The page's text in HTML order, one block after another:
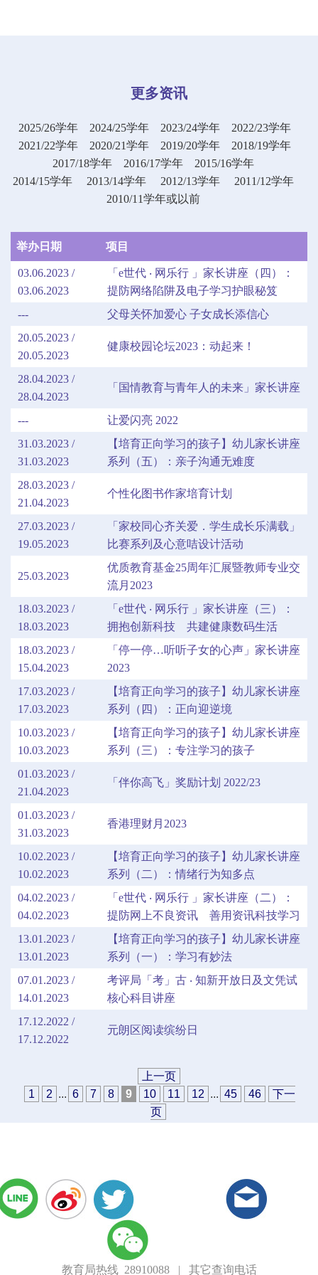
更多资讯
2025/26学年 2024/25学年 2023/24学年
2022/23学年
2021/22学年
2020/21学年 2019/20学年
2018/19学年
2017/18学年
2016/17学年
2015/16学年
2014/15学年
2013/14学年 2012/13学年
2011/12学年
2010/11学年或以前
举办日期 项目
03.06.2023 /
03.06.2023
「e世代 ‧ 网乐行 」家长讲座（四）：
提防网络陷阱及电子学习护眼秘笈
---
父母关怀加爱心 子女成长添信心
20.05.2023 /
20.05.2023
健康校园论坛2023：动起来！
28.04.2023 /
28.04.2023
「国情教育与青年人的未来」家长讲座
---
让爱闪亮 2022
31.03.2023 /
31.03.2023
【培育正向学习的孩子】幼儿家长讲座
系列（五）：亲子沟通无难度
28.03.2023 /
21.04.2023
个性化图书作家培育计划
27.03.2023 /
19.05.2023
「家校同心齐关爱．学生成长乐满载」
比赛系列及心意咭设计活动
25.03.2023
优质教育基金25周年汇展暨教师专业交
流月2023
18.03.2023 /
18.03.2023
「e世代 ‧ 网乐行 」家长讲座（三）：
拥抱创新科技 共建健康数码生活
18.03.2023 /
15.04.2023
「停一停…听听子女的心声」家长讲座
2023
17.03.2023 /
17.03.2023
【培育正向学习的孩子】幼儿家长讲座
系列（四）：正向迎逆境
10.03.2023 /
10.03.2023
【培育正向学习的孩子】幼儿家长讲座
系列（三）：专注学习的孩子
01.03.2023 /
21.04.2023
「伴你高飞」奖励计划 2022/23
01.03.2023 /
31.03.2023
香港理财月2023
10.02.2023 /
10.02.2023
【培育正向学习的孩子】幼儿家长讲座
系列（二）：情绪行为知多点
04.02.2023 /
04.02.2023
「e世代 ‧ 网乐行 」家长讲座（二）：
提防网上不良资讯 善用资讯科技学习
13.01.2023 /
13.01.2023
【培育正向学习的孩子】幼儿家长讲座
系列（一）：学习有妙法
07.01.2023 /
14.01.2023
考评局「考」古 ‧ 知新开放日及文凭试
核心科目讲座
17.12.2022 /
17.12.2022
元朗区阅读缤纷日
上一页
1
2 ... 6 7 8 9 10 11 12 ... 45 46
下一
页
教育局热线 28910088| 其它查询电话